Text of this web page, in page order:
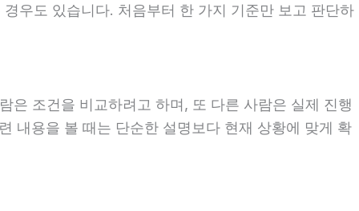
우도 있습니다. 처음부터 한 가지 기준만 보고 판단하
은 조건을 비교하려고 하며, 또 다른 사람은 실제 진행
내용을 볼 때는 단순한 설명보다 현재 상황에 맞게 확